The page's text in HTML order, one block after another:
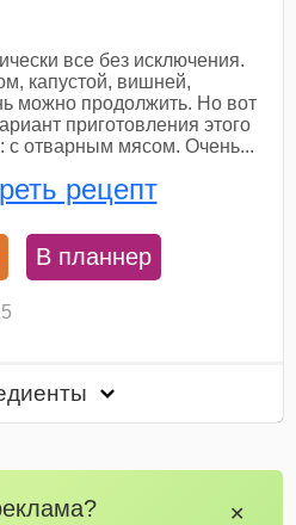
все без исключения.
капустой, вишней,
можно продолжить. Но вот
приготовления этого
с отварным мясом. Очень...
рецепт
В планнер
✕